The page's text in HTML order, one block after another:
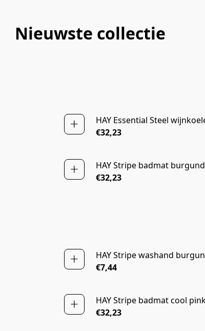
Nieuwste collectie
NIEUW
HAY Essential Steel
€32,23
NIEUW
HAY Stripe badmat
€32,23
HAY Stripe washand
€7,44
NIEUW
HAY Stripe badmat cool
€32,23
NIEUW